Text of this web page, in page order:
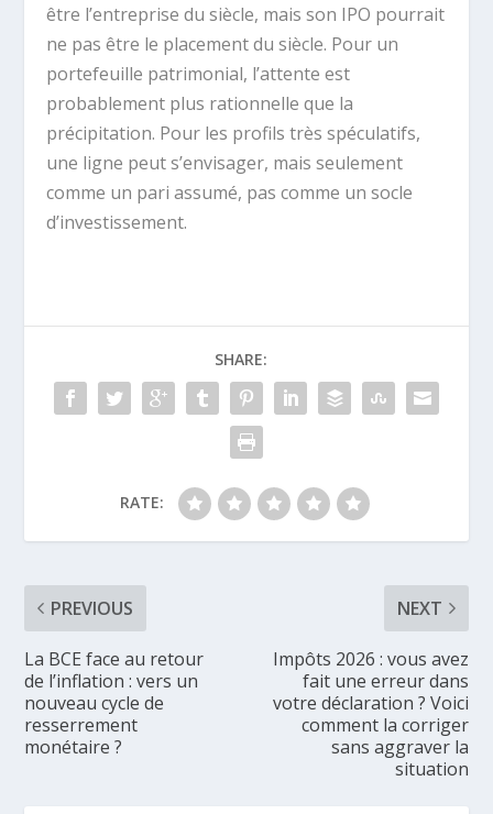
être l’entreprise du siècle, mais son IPO pourrait
ne pas être le placement du siècle. Pour un
portefeuille patrimonial, l’attente est
probablement plus rationnelle que la
précipitation. Pour les profils très spéculatifs,
une ligne peut s’envisager, mais seulement
comme un pari assumé, pas comme un socle
d’investissement.
SHARE:
RATE:
PREVIOUS
La BCE face au retour
de l’inflation : vers un
nouveau cycle de
resserrement
monétaire ?
NEXT
Impôts 2026 : vous avez
fait une erreur dans
votre déclaration ? Voici
comment la corriger
sans aggraver la
situation